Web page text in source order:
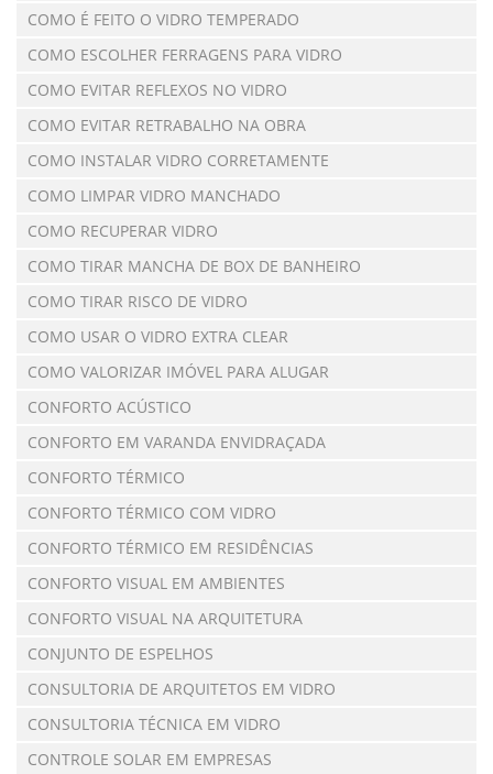
COMO É FEITO O VIDRO TEMPERADO
COMO ESCOLHER FERRAGENS PARA VIDRO
COMO EVITAR REFLEXOS NO VIDRO
COMO EVITAR RETRABALHO NA OBRA
COMO INSTALAR VIDRO CORRETAMENTE
COMO LIMPAR VIDRO MANCHADO
COMO RECUPERAR VIDRO
COMO TIRAR MANCHA DE BOX DE BANHEIRO
COMO TIRAR RISCO DE VIDRO
COMO USAR O VIDRO EXTRA CLEAR
COMO VALORIZAR IMÓVEL PARA ALUGAR
CONFORTO ACÚSTICO
CONFORTO EM VARANDA ENVIDRAÇADA
CONFORTO TÉRMICO
CONFORTO TÉRMICO COM VIDRO
CONFORTO TÉRMICO EM RESIDÊNCIAS
CONFORTO VISUAL EM AMBIENTES
CONFORTO VISUAL NA ARQUITETURA
CONJUNTO DE ESPELHOS
CONSULTORIA DE ARQUITETOS EM VIDRO
CONSULTORIA TÉCNICA EM VIDRO
CONTROLE SOLAR EM EMPRESAS